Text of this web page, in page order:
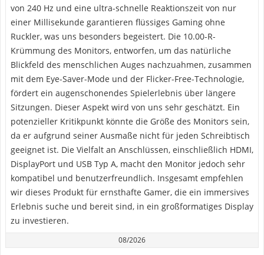
von 240 Hz und eine ultra-schnelle Reaktionszeit von nur
einer Millisekunde garantieren flüssiges Gaming ohne
Ruckler, was uns besonders begeistert. Die 10.00-R-
Krümmung des Monitors, entworfen, um das natürliche
Blickfeld des menschlichen Auges nachzuahmen, zusammen
mit dem Eye-Saver-Mode und der Flicker-Free-Technologie,
fördert ein augenschonendes Spielerlebnis über längere
Sitzungen. Dieser Aspekt wird von uns sehr geschätzt. Ein
potenzieller Kritikpunkt könnte die Größe des Monitors sein,
da er aufgrund seiner Ausmaße nicht für jeden Schreibtisch
geeignet ist. Die Vielfalt an Anschlüssen, einschließlich HDMI,
DisplayPort und USB Typ A, macht den Monitor jedoch sehr
kompatibel und benutzerfreundlich. Insgesamt empfehlen
wir dieses Produkt für ernsthafte Gamer, die ein immersives
Erlebnis suche und bereit sind, in ein großformatiges Display
zu investieren.
08/2026